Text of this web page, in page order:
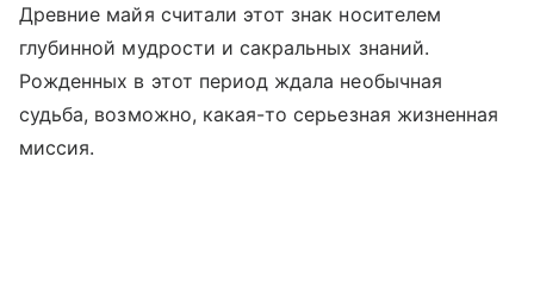
Древние майя считали этот знак носителем
глубинной мудрости и сакральных знаний.
Рожденных в этот период ждала необычная
судьба, возможно, какая-то серьезная жизненная
миссия.